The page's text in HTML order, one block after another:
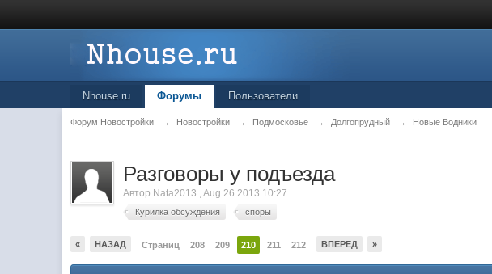
Nhouse.ru Форумы Пользователи
Форум Новостройки → Новостройки → Подмосковье → Долгопрудный → Новые Водники
.
Разговоры у подъезда
Автор Nata2013 ,Aug 26 2013 10:27
Курилка обсуждения споры
« НАЗАД Страниц 208 209 210 211 212 ВПЕРЕД »